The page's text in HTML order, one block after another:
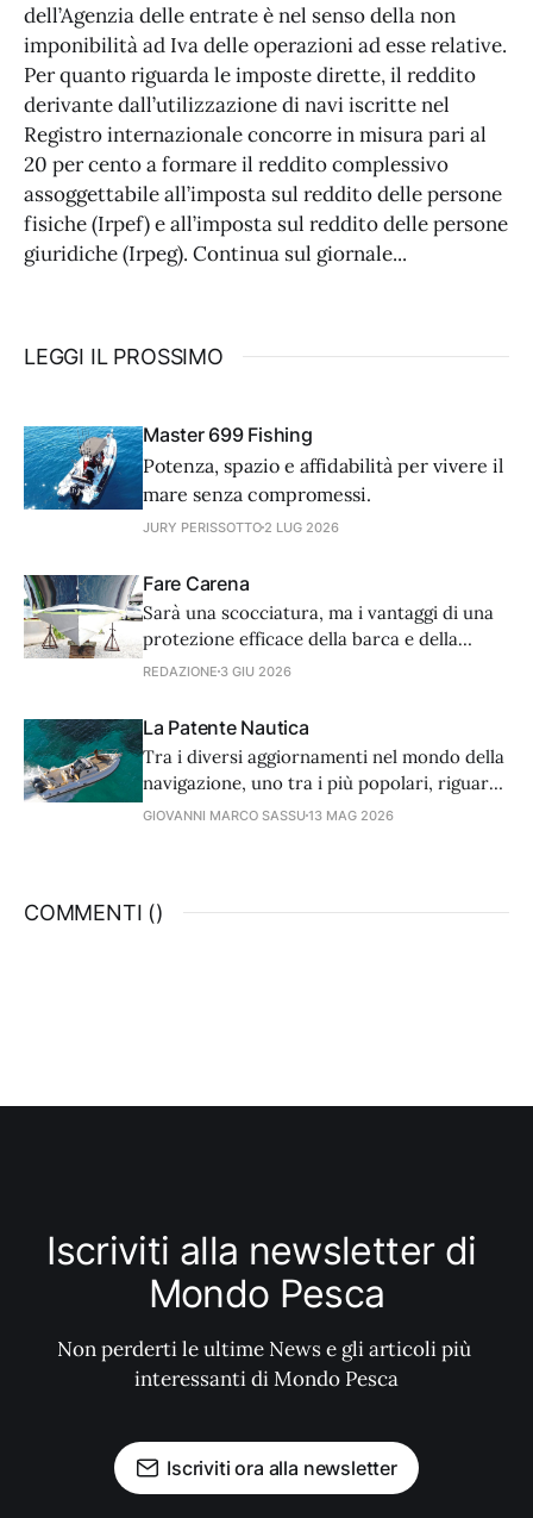
dell’Agenzia delle entrate è nel senso della non
imponibilità ad Iva delle operazioni ad esse relative.
Per quanto riguarda le imposte dirette, il reddito
derivante dall’utilizzazione di navi iscritte nel
Registro internazionale concorre in misura pari al
20 per cento a formare il reddito complessivo
assoggettabile all’imposta sul reddito delle persone
fisiche (Irpef) e all’imposta sul reddito delle persone
giuridiche (Irpeg). Continua sul giornale...
LEGGI IL PROSSIMO
Master 699 Fishing
Potenza, spazio e affidabilità per vivere il
mare senza compromessi.
JURY PERISSOTTO 2 LUG 2026
Fare Carena
Sarà una scocciatura, ma i vantaggi di una
protezione efficace della barca e della
prevenzione dell'incrostazione dello scafo
REDAZIONE 3 GIU 2026
La Patente Nautica
Tra i diversi aggiornamenti nel mondo della
navigazione, uno tra i più popolari, riguarda
la patente nautica.
GIOVANNI MARCO SASSU13 MAG 2026
COMMENTI ()
Iscriviti alla newsletter di
Mondo Pesca
Non perderti le ultime News e gli articoli più
interessanti di Mondo Pesca
Iscriviti ora alla newsletter